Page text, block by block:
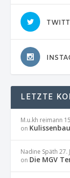
LETZTE
M.u.kh reimann
on
Nadine Späth 27.
on Die MGV